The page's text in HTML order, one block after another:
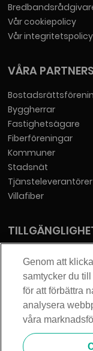
Vår cookiepolicy
Vår integritetspolicy
VÅRA PARTNERS
Byggherrar
Fastighetsägare
Fiberföreningar
Kommuner
Stadsnät
Tjänsteleverantörer
Villafiber
KONTAKT
Telia Sverige AB
Orgnummer:
Säte: Stockholm
Genom att
samtycker du
för att förbättra
analysera
våra